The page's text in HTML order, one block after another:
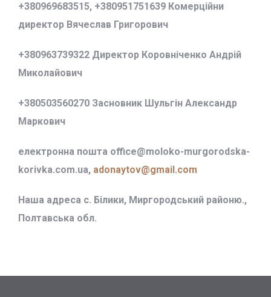
+380969683515, +380951751639 Комерційни
директор Вячеслав Григорович
+380963739322 Директор Коровніченко Андрій
Миколайович
+380503560270 Засновник Шульгін Александр
Маркович
електронна пошта office@moloko-murgorodska-
korivka.com.ua, adonaytov@gmail.com
Наша адреса с. Білики, Миргородський районю.,
Полтавська обл.